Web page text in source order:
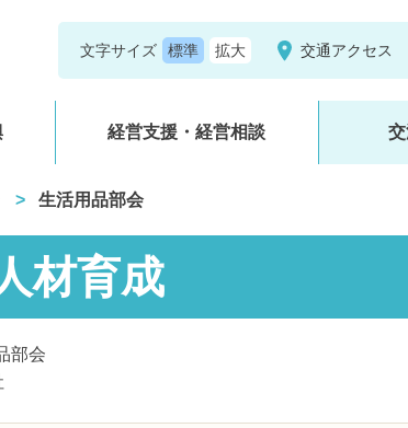
文字サイズ 交通アクセス
経営支援・経営相談
生活用品部会
材育成
部会